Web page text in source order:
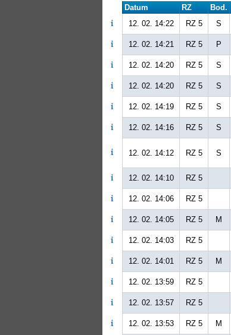
Datum
RZ Bod.
12. 02. 14:22
RZ 5 S
12. 02. 14:21
RZ 5 P
12. 02. 14:20
RZ 5 S
12. 02. 14:20
RZ 5 S
12. 02. 14:19
RZ 5 S
12. 02. 14:16
RZ 5 S
12. 02. 14:12 RZ 5 S
12. 02. 14:10
RZ 5
12. 02. 14:06
RZ 5
12. 02. 14:05
RZ 5 M
12. 02. 14:03
RZ 5
12. 02. 14:01
RZ 5 M
12. 02. 13:59
RZ 5
12. 02. 13:57
RZ 5
12. 02. 13:53
RZ 5 M